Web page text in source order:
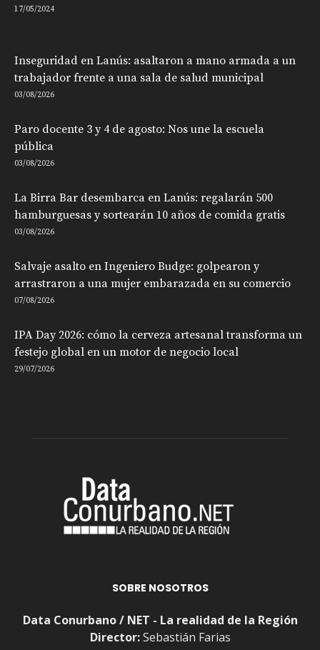
17/05/2024
Inseguridad en Lanús: asaltaron a mano armada a un
trabajador frente a una sala de salud municipal
03/08/2026
Paro docente 3 y 4 de agosto: Nos une la escuela
pública
03/08/2026
La Birra Bar desembarca en Lanús: regalarán 500
hamburguesas y sortearán 10 años de comida gratis
03/08/2026
Salvaje asalto en Ingeniero Budge: golpearon y
arrastraron a una mujer embarazada en su comercio
07/08/2026
IPA Day 2026: cómo la cerveza artesanal transforma un
festejo global en un motor de negocio local
29/07/2026
SOBRE NOSOTROS
Data Conurbano / NET - La realidad de la Región
Director:Sebastián Farias